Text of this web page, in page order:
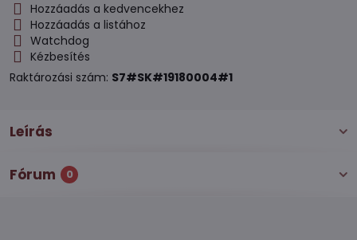
Hozzáadás a kedvencekhez
Hozzáadás a listához
Watchdog
Kézbesítés
Raktározási szám: S7#SK#19180004#1
Leírás
Fórum 0